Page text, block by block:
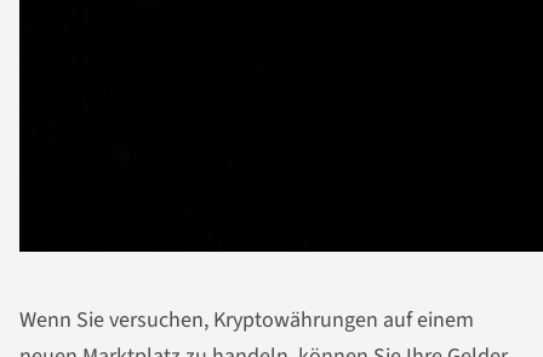
Wenn Sie versuchen, Kryptowährungen auf einem